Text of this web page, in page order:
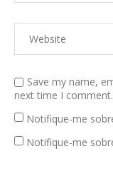
Save my name,
next time I comment.
Notifique-me
Notifique-me